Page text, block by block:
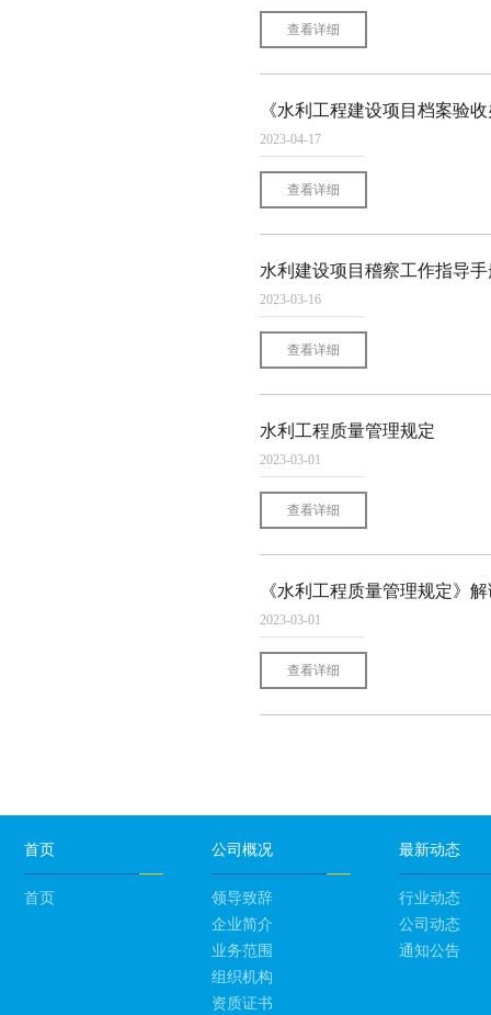
查看详细
《水利工程建设项目档案验
2023-04-17
查看详细
水利建设项目稽察工作指导
2023-03-16
查看详细
水利工程质量管理规定
2023-03-01
查看详细
《水利工程质量管理规定》
2023-03-01
查看详细
首页
首页
公司概况
领导致辞
企业简介
业务范围
组织机构
资质证书
最新动态
行业动态
公司动态
通知公告